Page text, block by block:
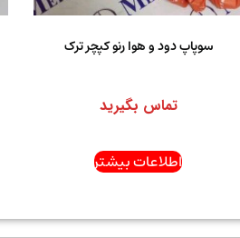
سوپاپ دود و هوا رنو کپچر ترک
تماس بگیرید
اطلاعات بیشتر